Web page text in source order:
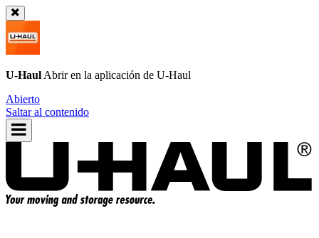
U-Haul Abrir en la aplicación de U-Haul
Abierto
Saltar al contenido